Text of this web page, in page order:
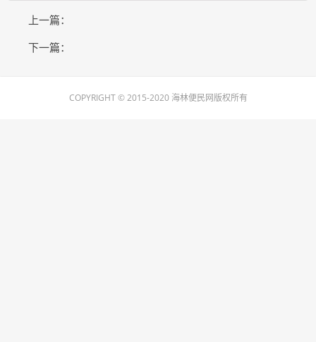
上一篇：
下一篇：
COPYRIGHT © 2015-2020 海林便民网版权所有